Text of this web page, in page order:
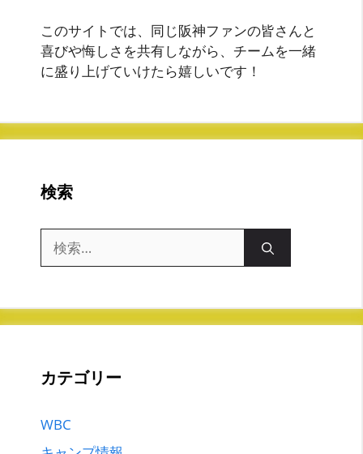
このサイトでは、同じ阪神ファンの皆さんと
喜びや悔しさを共有しながら、チームを一緒
に盛り上げていけたら嬉しいです！
検索
索:
カテゴリー
WBC